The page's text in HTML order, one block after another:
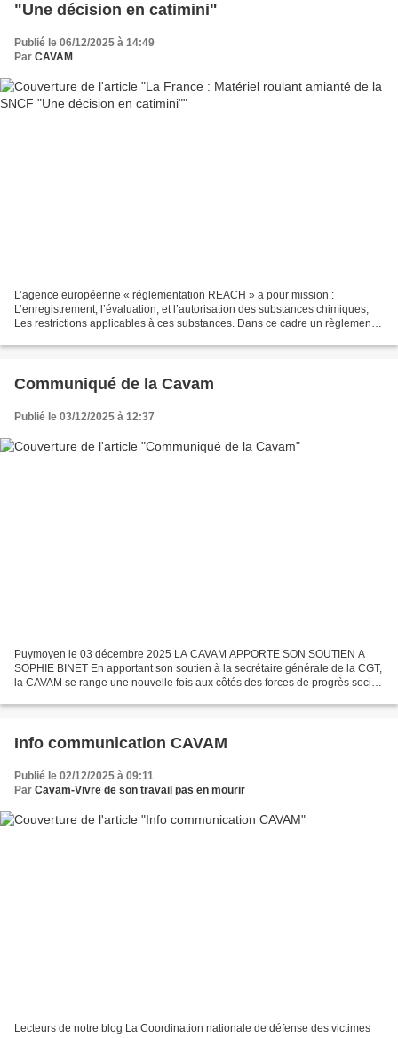
"Une décision en catimini"
Publié le 06/12/2025 à 14:49
Par CAVAM
L’agence européenne « réglementation REACH » a pour mission :
L’enregistrement, l’évaluation, et l’autorisation des substances chimiques,
Les restrictions applicables à ces substances. Dans ce cadre un règlement
Communiqué de la Cavam
Publié le 03/12/2025 à 12:37
Puymoyen le 03 décembre 2025 LA CAVAM APPORTE SON SOUTIEN A
SOPHIE BINET En apportant son soutien à la secrétaire générale de la CGT,
la CAVAM se range une nouvelle fois aux côtés des forces de progrès social
Info communication CAVAM
Publié le 02/12/2025 à 09:11
Par Cavam-Vivre de son travail pas en mourir
Lecteurs de notre blog La Coordination nationale de défense des victimes